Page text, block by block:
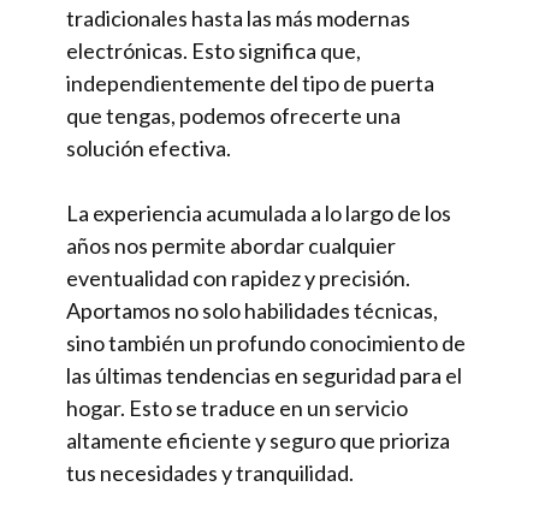
tradicionales hasta las más modernas
electrónicas. Esto significa que,
independientemente del tipo de puerta
que tengas, podemos ofrecerte una
solución efectiva.
La experiencia acumulada a lo largo de los
años nos permite abordar cualquier
eventualidad con rapidez y precisión.
Aportamos no solo habilidades técnicas,
sino también un profundo conocimiento de
las últimas tendencias en seguridad para el
hogar. Esto se traduce en un servicio
altamente eficiente y seguro que prioriza
tus necesidades y tranquilidad.